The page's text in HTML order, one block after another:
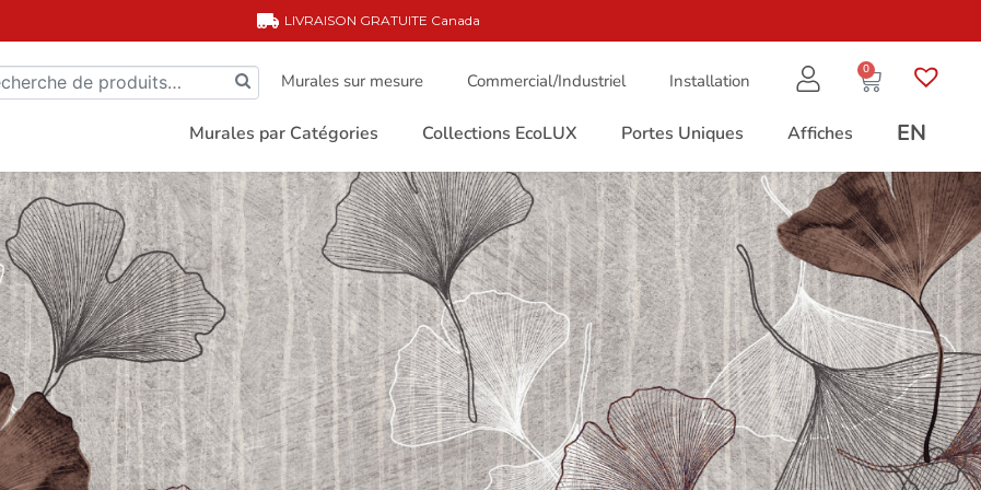
LIVRAISON GRATUITE Canada
Murales sur mesure Commercial/Industriel Installation
0
Murales par Catégories Collections EcoLUX Portes Uniques Affiches EN